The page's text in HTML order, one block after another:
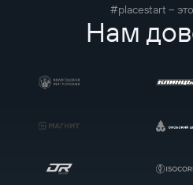
#placestart –
Нам